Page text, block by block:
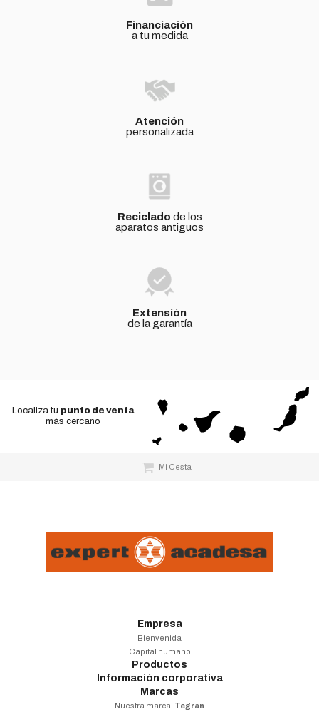
Financiación
a tu medida
Atención
personalizada
Reciclado de los
aparatos antiguos
Extensión
de la garantía
Localiza tu punto de venta
más cercano
Mi Cesta
Empresa
Bienvenida
Capital humano
Productos
Información corporativa
Marcas
Nuestra marca: Tegran